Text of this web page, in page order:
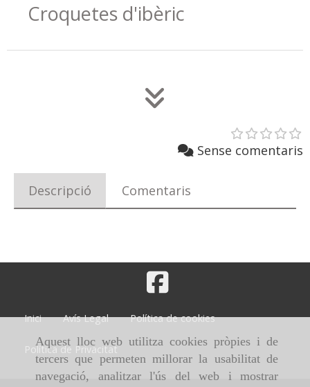
Aquest lloc web utilitza cookies pròpies i de
tercers que permeten millorar la usabilitat de
navegació, analitzar l'ús del web i mostrar
Croquetes d'ibèric
Sense comentaris
Descripció Comentaris
Inici Avís Legal Política de cookies
Política de Privacitat